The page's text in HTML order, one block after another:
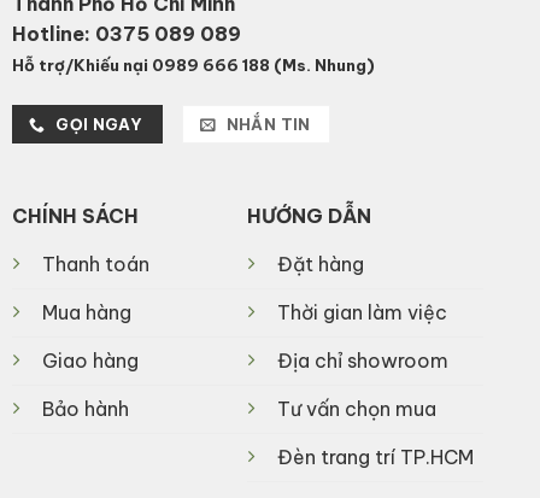
Hotline: 0375 089 089
Hỗ trợ/Khiếu nại 0989 666 188 (Ms. Nhung)
GỌI NGAY NHẮN TIN
CHÍNH SÁCH
Thanh toán
Mua hàng
Giao hàng
Bảo hành
HƯỚNG DẪN
Đặt hàng
Thời gian làm việc
Địa chỉ showroom
Tư vấn chọn mua
Đèn trang trí TP.HCM